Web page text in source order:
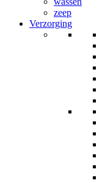
zeep
Verzorging